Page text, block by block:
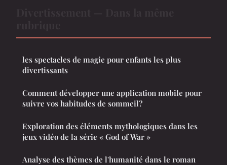
les spectacles de magie pour enfants les plus
divertissants
Comment développer une application mobile pour
suivre vos habitudes de sommeil?
Exploration des éléments mythologiques dans les
jeux vidéo de la série « God of War »
Analyse des thèmes de l'humanité dans le roman